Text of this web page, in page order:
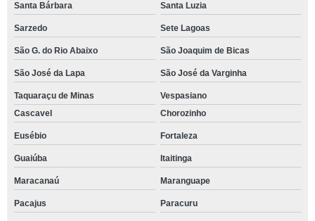
Santa Bárbara Santa Luzia
Sarzedo Sete Lagoas
São G. do Rio Abaixo São Joaquim de Bicas
São José da Lapa São José da Varginha
Taquaraçu de Minas
Vespasiano
Cascavel
Chorozinho
Eusébio Fortaleza
Guaiúba Itaitinga
Maracanaú Maranguape
Pacajus Paracuru